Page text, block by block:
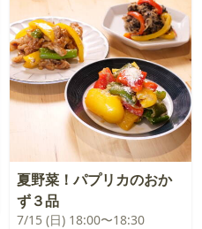
夏野菜！パプリカのおか
ず３品
7/15 (日) 18:00〜18:30